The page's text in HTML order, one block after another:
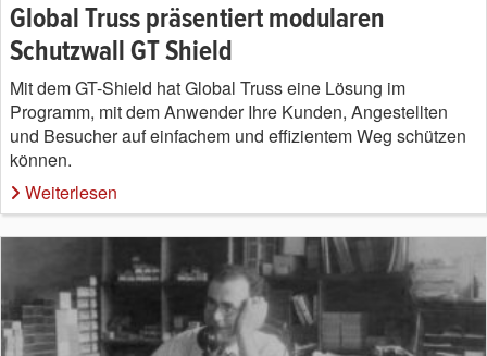
Global Truss präsentiert modularen
Schutzwall GT Shield
Mit dem GT-Shield hat Global Truss eine Lösung im
Programm, mit dem Anwender Ihre Kunden, Angestellten
und Besucher auf einfachem und effizientem Weg schützen
können.
Weiterlesen